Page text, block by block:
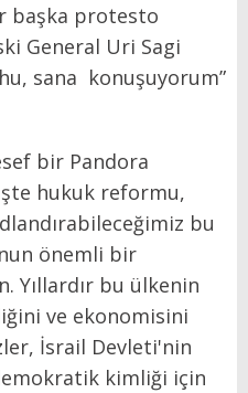
başka protesto
General Uri Sagi
sana konuşuyorum”
bir Pandora
hukuk reformu,
bu
önemli bir
Yıllardır bu ülkenin
ve ekonomisini
İsrail Devleti'nin
kimliği için